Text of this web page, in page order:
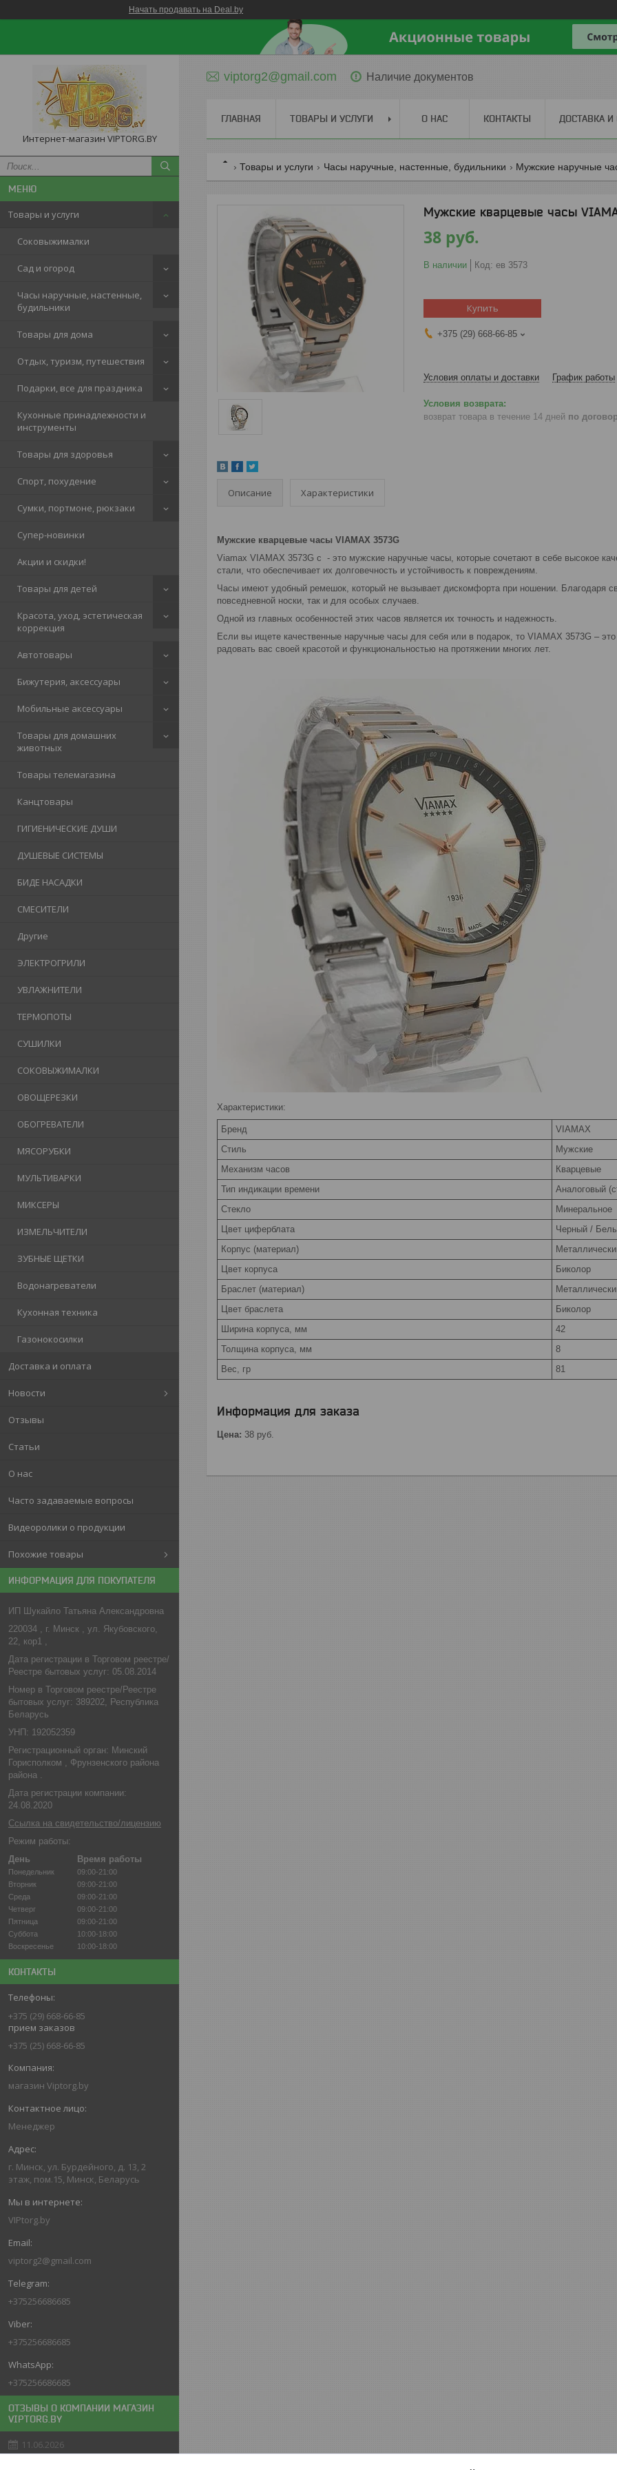
Начать продавать на Deal.by
Интернет-магазин VIPTORG.BY
Товары и услуги
Соковыжималки
Сад и огород
Часы наручные, настенные,
будильники
Товары для дома
Отдых, туризм, путешествия
Подарки, все для праздника
Кухонные принадлежности и
инструменты
Товары для здоровья
Спорт, похудение
Сумки, портмоне, рюкзаки
Супер-новинки
Акции и скидки!
Товары для детей
Красота, уход, эстетическая
коррекция
Автотовары
Бижутерия, аксессуары
Мобильные аксессуары
Товары для домашних
животных
Товары телемагазина
Канцтовары
ГИГИЕНИЧЕСКИЕ ДУШИ
ДУШЕВЫЕ СИСТЕМЫ
БИДЕ НАСАДКИ
СМЕСИТЕЛИ
Другие
ЭЛЕКТРОГРИЛИ
УВЛАЖНИТЕЛИ
ТЕРМОПОТЫ
СУШИЛКИ
СОКОВЫЖИМАЛКИ
ОВОЩЕРЕЗКИ
ОБОГРЕВАТЕЛИ
МЯСОРУБКИ
МУЛЬТИВАРКИ
МИКСЕРЫ
ИЗМЕЛЬЧИТЕЛИ
ЗУБНЫЕ ЩЕТКИ
Водонагреватели
Кухонная техника
Газонокосилки
Доставка и оплата
Новости
Отзывы
Статьи
О нас
Часто задаваемые вопросы
Видеоролики о продукции
Похожие товары
ИНФОРМАЦИЯ ДЛЯ ПОКУПАТЕЛЯ
ИП Шукайло Татьяна Александровна
220034 , г. Минск , ул. Якубовского,
22, кор1 ,
Дата регистрации в Торговом реестре/
Реестре бытовых услуг: 05.08.2014
Номер в Торговом реестре/Реестре
бытовых услуг: 389202, Республика
Беларусь
УНП: 192052359
Регистрационный орган: Минский
Горисполком , Фрунзенского района
района .
Дата регистрации компании:
24.08.2020
Ссылка на свидетельство/лицензию
Режим работы:
День
Время работы
Понедельник
09:00-21:00
Вторник
09:00-21:00
Среда
09:00-21:00
Четверг
09:00-21:00
Пятница
09:00-21:00
Суббота
10:00-18:00
Воскресенье
10:00-18:00
КОНТАКТЫ
+375 (29) 668-66-85
прием заказов
+375 (25) 668-66-85
магазин Viptorg.by
Менеджер
г. Минск, ул. Бурдейного, д. 13, 2
этаж, пом.15, Минск, Беларусь
VIPtorg.by
viptorg2@gmail.com
+375256686685
+375256686685
+375256686685
ОТЗЫВЫ О КОМПАНИИ МАГАЗИН
VIPTORG.BY
11.06.2026
viptorg2@gmail.com Наличие документов
ГЛАВНАЯ ТОВАРЫ И УСЛУГИ О НАС КОНТАКТЫ ДОСТАВКА И
Товары и услуги Часы наручные, настенные, будильники Мужские наручные
Мужские кварцевые часы
38 руб.
В наличии Код: ев 3573
Купить
+375 (29) 668-66-85
Условия оплаты и доставки График работы
возврат товара в течение 14 дней по
Описание Характеристики
Мужские кварцевые часы VIAMAX 3573G
Viamax VIAMAX 3573G с - это мужские наручные часы, которые сочетают в себе высокое
стали, что обеспечивает их долговечность и устойчивость к повреждениям.
Часы имеют удобный ремешок, который не вызывает дискомфорта при ношении. Благодаря
повседневной носки, так и для особых случаев.
Одной из главных особенностей этих часов является их точность и надежность.
Если вы ищете качественные наручные часы для себя или в подарок, то VIAMAX 3573G –
радовать вас своей красотой и функциональностью на протяжении многих лет.
Характеристики:
Бренд
VIAMAX
Стиль
Мужские
Механизм часов
Кварцевые
Тип индикации времени
Аналоговый
Стекло
Минеральное
Цвет циферблата
Черный /
Корпус (материал)
Цвет корпуса
Биколор
Браслет (материал)
Цвет браслета
Биколор
Ширина корпуса, мм
42
Толщина корпуса, мм
8
Вес, гр
81
Информация для заказа
Цена: 38 руб.